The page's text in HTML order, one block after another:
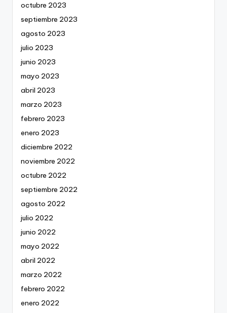
octubre 2023
septiembre 2023
agosto 2023
julio 2023
junio 2023
mayo 2023
abril 2023
marzo 2023
febrero 2023
enero 2023
diciembre 2022
noviembre 2022
octubre 2022
septiembre 2022
agosto 2022
julio 2022
junio 2022
mayo 2022
abril 2022
marzo 2022
febrero 2022
enero 2022